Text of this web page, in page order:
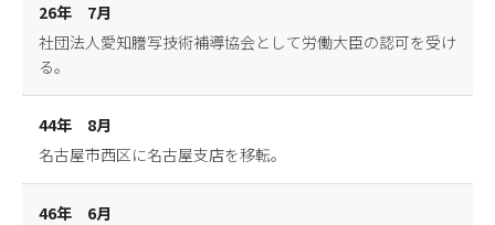
26年 7月
社団法人愛知謄写技術補導協会として労働大臣の認可を受け
る。
44年 8月
名古屋市西区に名古屋支店を移転。
46年 6月